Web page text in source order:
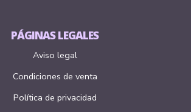
PÁGINAS LEGALES
Aviso legal
Condiciones de venta
Política de privacidad